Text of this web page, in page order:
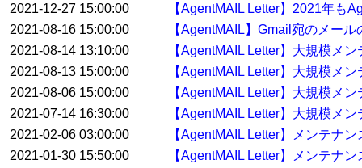
2021-12-27 15:00:00
【AgentMAIL Letter】2021年も
2021-08-16 15:00:00
【AgentMAIL】Gmail宛のメー
2021-08-14 13:10:00
【AgentMAIL Letter】大規模メ
2021-08-13 15:00:00
【AgentMAIL Letter】大規模メ
2021-08-06 15:00:00
【AgentMAIL Letter】大規模メ
2021-07-14 16:30:00
【AgentMAIL Letter】大規模メ
2021-02-06 03:00:00
【AgentMAIL Letter】メンテナ
2021-01-30 15:50:00
【AgentMAIL Letter】メンテナ